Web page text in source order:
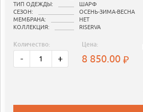
ТИП ОДЕЖДЫ:
ШАРФ
СЕЗОН:
ОСЕНЬ-ЗИМА-ВЕСНА
МЕМБРАНА:
НЕТ
КОЛЛЕКЦИЯ:
RISERVA
Количество:
- +
Цена:
8 850.00